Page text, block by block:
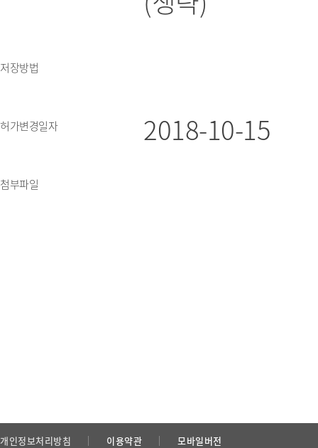
저장방법
허가변경일자 2018-10-15
첨부파일
개인정보처리방침 이용약관 모바일버전